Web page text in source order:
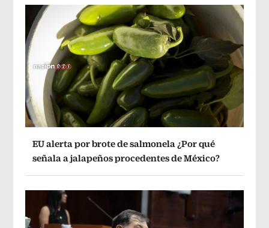
EU alerta por brote de salmonela ¿Por qué
señala a jalapeños procedentes de México?